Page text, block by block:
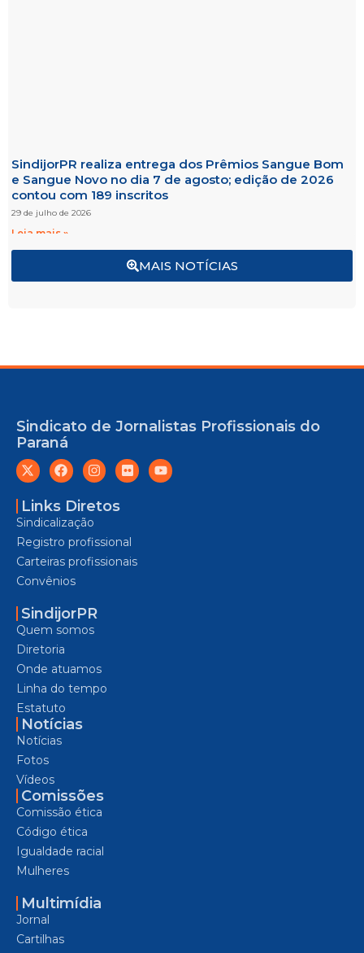
MAIS NOTÍCIAS
SindijorPR realiza entrega dos Prêmios Sangue Bom
e Sangue Novo no dia 7 de agosto; edição de 2026
contou com 189 inscritos
29 de julho de 2026
Leia mais »
Sindicato de Jornalistas Profissionais do
Paraná
Links Diretos
Sindicalização
Registro profissional
Carteiras profissionais
Convênios
SindijorPR
Quem somos
Diretoria
Onde atuamos
Linha do tempo
Estatuto
Notícias
Notícias
Fotos
Vídeos
Comissões
Comissão ética
Código ética
Igualdade racial
Mulheres
Multimídia
Jornal
Cartilhas